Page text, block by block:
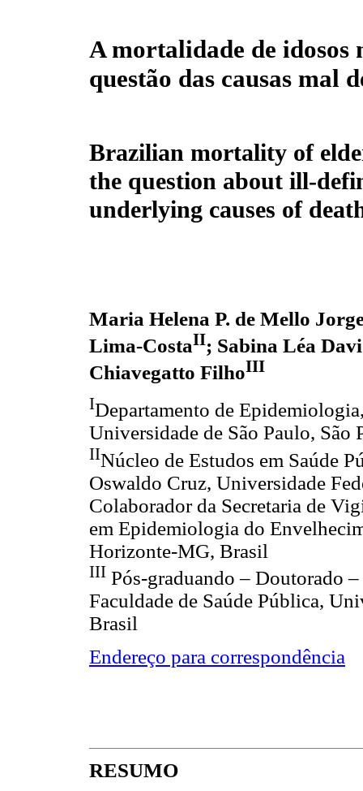
A mortalidade de idosos
questão das causas mal
Brazilian mortality of
the question about ill-
underlying causes of
Maria Helena P. de Mello
Lima-CostaII; Sabina Léa
Chiavegatto FilhoIII
IDepartamento de
Universidade de São Paulo, São
IINúcleo de Estudos em Saúde
Oswaldo Cruz, Universidade
Colaborador da Secretaria de
em Epidemiologia do
Horizonte-MG, Brasil
III Pós-graduando – Doutorado
Faculdade de Saúde Pública,
Brasil
Endereço para correspondência
RESUMO